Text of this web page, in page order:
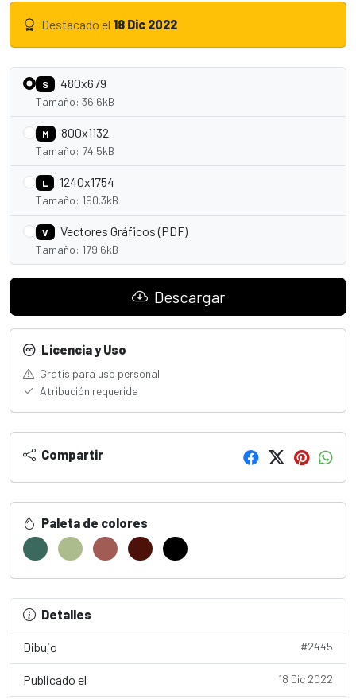
Destacado el 18 Dic 2022
S 480x679
Tamaño: 36.6kB
M 800x1132
Tamaño: 74.5kB
L 1240x1754
Tamaño: 190.3kB
V Vectores Gráficos (PDF)
Tamaño: 179.6kB
Descargar
Licencia y Uso
Gratis para uso personal
Atribución requerida
Compartir
Paleta de colores
Detalles
Dibujo #2445
Publicado el 18 Dic 2022